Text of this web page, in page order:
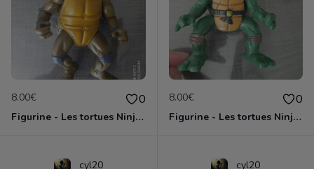
8.00€ 0
Figurine - Les tortues Ninja - Donatello
8.00€ 0
Figurine - Les tortues Ninja - Raphael
cyl20 cyl20